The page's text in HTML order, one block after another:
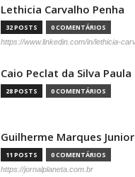
Lethicia Carvalho Penha
32 POSTS 0 COMENTÁRIOS
https://www.linkedin.com/in/lethicia-
Caio Peclat da Silva Paula
28 POSTS 0 COMENTÁRIOS
Guilherme Marques Junior
11 POSTS 0 COMENTÁRIOS
https://jornalplaneta.com.br